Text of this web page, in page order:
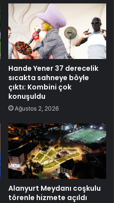
Hande Yener 37 derecelik
sıcakta sahneye böyle
çıktı: Kombini çok
konuşuldu
Ağustos 2, 2026
Alanyurt Meydanı coşkulu
törenle hizmete açıldı